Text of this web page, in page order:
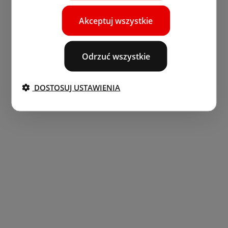
Akceptuj wszystkie
Odrzuć wszystkie
DOSTOSUJ USTAWIENIA